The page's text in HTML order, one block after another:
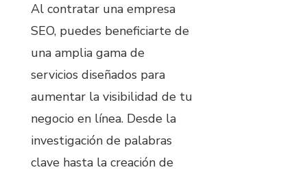
Al contratar una empresa
SEO, puedes beneficiarte de
una amplia gama de
servicios diseñados para
aumentar la visibilidad de tu
negocio en línea. Desde la
investigación de palabras
clave hasta la creación de